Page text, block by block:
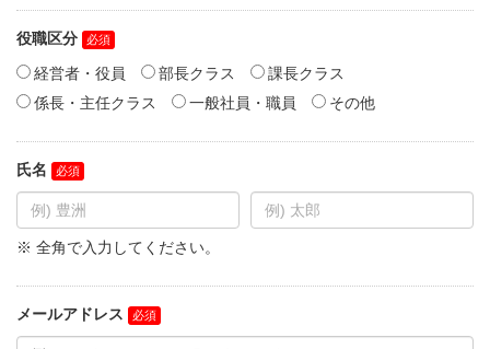
役職区分
経営者・役員
部長クラス
課長クラス
係長・主任クラス
一般社員・職員 その他
氏名
※ 全角で入力してください。
メールアドレス